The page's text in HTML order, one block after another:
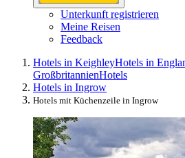
Unterkunft registrieren
Meine Reisen
Feedback
Hotels in KeighleyHotels in
GroßbritannienHotels
Hotels in Ingrow
Hotels mit Küchenzeile in Ingrow